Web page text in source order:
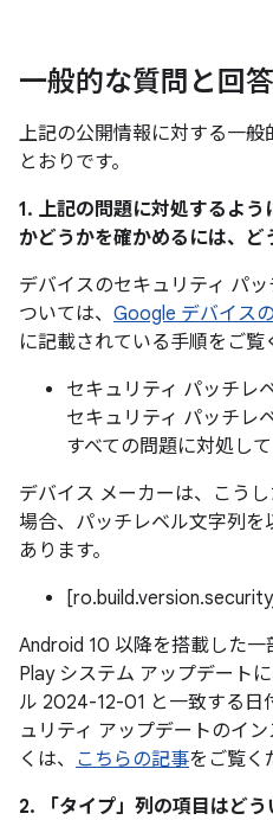
一般的な質問と回答
上記の公開情報に対する一
とおりです。
1. 上記の問題に対処するよ
かどうかを確かめるには、ど
デバイスのセキュリティ パ
ついては、 Google デバイス
に記載されている手順をご覧
セキュリティ パッチレ
セキュリティ パッチレ
すべての問題に対処して
デバイス メーカーは、こう
場合、パッチレベル文字列
あります。
Android 10 以降を搭載した
Play システム アップデート
ル 2024-12-01 と一致する日
ュリティ アップデートのイ
くは、 こちらの記事をご覧く
2. 「タイプ」 列の項目はどう